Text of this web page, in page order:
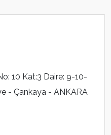
10 Kat:3 Daire: 9-10-
- Çankaya - ANKARA